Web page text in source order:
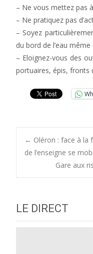
– Ne vous mettez pas
– Ne pratiquez pas
– Soyez
du bord de l’eau
– Eloignez-vous des
portuaires, épis, fronts
Post
← Oléron : face à la
de l’enseigne se
Gare aux
LE DIRECT